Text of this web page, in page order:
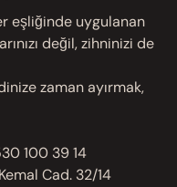
eşliğinde uygulanan
değil, zihninizi de
zaman ayırmak,
100 39 14
Cad. 32/14